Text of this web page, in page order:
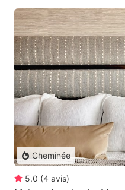
Cheminée
5.0 (4 avis)